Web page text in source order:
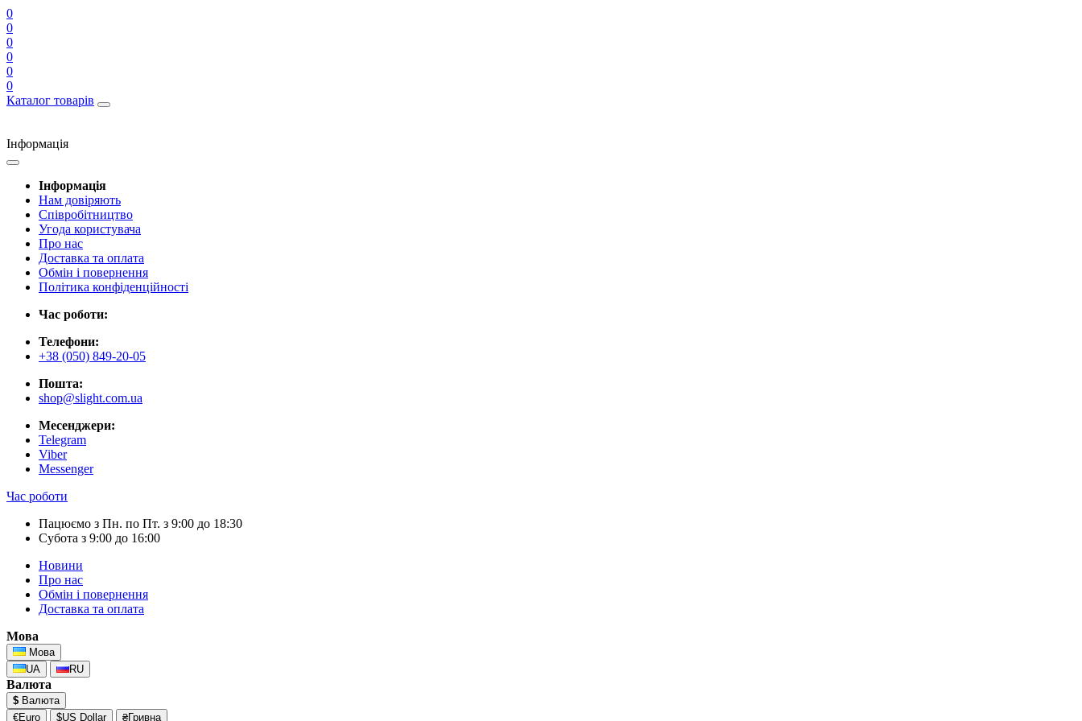
0
0
0
0
0
0
Каталог товарів
Інформація
Інформація
Нам довіряють
Співробітництво
Угода користувача
Про нас
Доставка та оплата
Обмін і повернення
Політика конфіденційності
Час роботи:
Телефони:
+38 (050) 849-20-05
Пошта:
shop@slight.com.ua
Месенджери:
Telegram
Viber
Messenger
Час роботи
Пацюємо з Пн. по Пт. з 9:00 до 18:30
Субота з 9:00 до 16:00
Новини
Про нас
Обмін і повернення
Доставка та оплата
Мова
Мова
UA
RU
Валюта
$ Валюта
€Euro
$US Dollar ₴Гривна